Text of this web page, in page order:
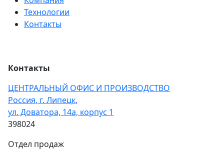
Технологии
Контакты
Контакты
ЦЕНТРАЛЬНЫЙ ОФИС И ПРОИЗВОДСТВО
Россия, г. Липецк,
ул. Доватора, 14а, корпус 1
398024
Отдел продаж